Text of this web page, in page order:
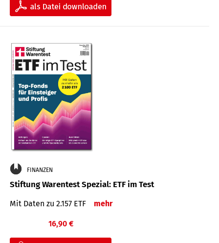
FINANZEN
Stiftung Warentest Spezial: ETF im Test
Mit Daten zu 2.157 ETF mehr
16,90 €